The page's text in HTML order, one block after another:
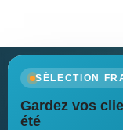
SÉLECTION
Gardez vos
été